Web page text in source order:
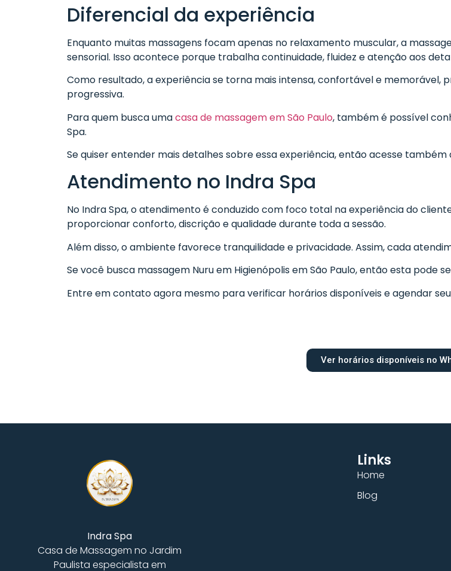
Diferencial da experiência
Enquanto muitas massagens focam apenas no relaxamento muscular, a
sensorial. Isso acontece porque trabalha continuidade, fluidez e atenção aos
Como resultado, a experiência se torna mais intensa, confortável e
progressiva.
Para quem busca umacasa de massagem em São Paulo, também é possível
Spa.
Se quiser entender mais detalhes sobre essa experiência, então acesse
Atendimento no Indra Spa
No Indra Spa, o atendimento é conduzido com foco total na experiência do
proporcionar conforto, discrição e qualidade durante toda a sessão.
Além disso, o ambiente favorece tranquilidade e privacidade. Assim, cada
Se você busca massagem Nuru em Higienópolis em São Paulo, então esta pode
Entre em contato agora mesmo para verificar horários disponíveis e agendar
Ver horários disponíveis no
Indra Spa
Casa de Massagem no Jardim
Paulista especialista em
Links
Home
Blog